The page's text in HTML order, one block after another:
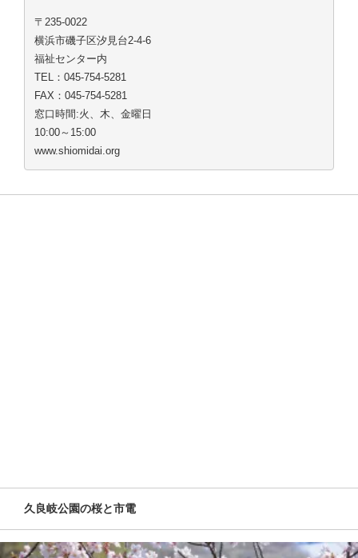
〒235-0022
横浜市磯子区汐見台2-4-6
福祉センター内
TEL：045-754-5281
FAX：045-754-5281
窓口時間:火、木、金曜日
10:00～15:00
www.shiomidai.org
久良岐公園の桜と市電